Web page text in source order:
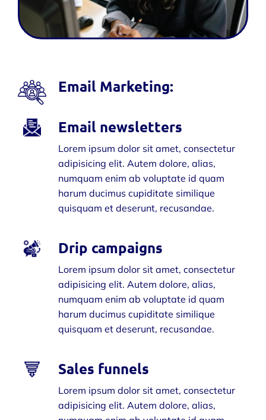
Email Marketing:
Email newsletters
Lorem ipsum dolor sit amet, consectetur
adipisicing elit. Autem dolore, alias,
numquam enim ab voluptate id quam
harum ducimus cupiditate similique
quisquam et deserunt, recusandae.
Drip campaigns
Lorem ipsum dolor sit amet, consectetur
adipisicing elit. Autem dolore, alias,
numquam enim ab voluptate id quam
harum ducimus cupiditate similique
quisquam et deserunt, recusandae.
Sales funnels
Lorem ipsum dolor sit amet, consectetur
adipisicing elit. Autem dolore, alias,